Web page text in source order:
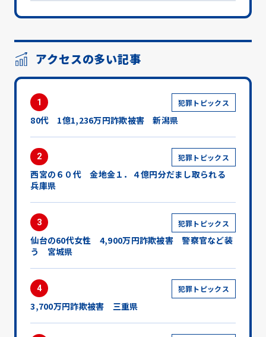
アクセスの多い記事
1 犯罪トピックス
80代 1億1,236万円詐欺被害 新潟県
2 犯罪トピックス
西宮の６０代 金地金１．４億円分だまし取られる
兵庫県
3 犯罪トピックス
仙台の60代女性 4,900万円詐欺被害 警察官など装
う 宮城県
4 犯罪トピックス
3,700万円詐欺被害 三重県